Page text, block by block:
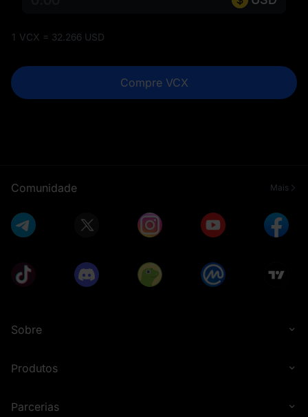
1 VCX = 32.266 USD
Compre VCX
Comunidade Mais
Sobre
Produtos
Parcerias